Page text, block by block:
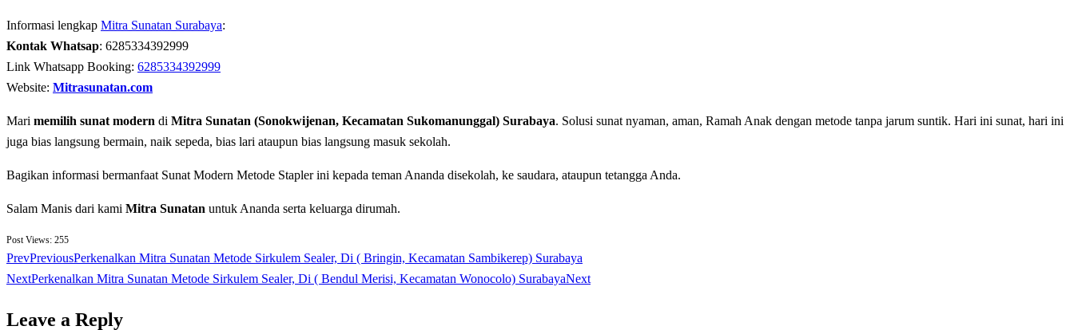
Informasi lengkap Mitra Sunatan Surabaya:
Kontak Whatsap: 6285334392999
Link Whatsapp Booking: 6285334392999
Website: Mitrasunatan.com
Mari memilih sunat modern di Mitra Sunatan (Sonokwijenan, Kecamatan Sukomanunggal) Surabaya. Solusi sunat nyaman, aman, Ramah Anak dengan metode tanpa jarum suntik. Hari ini sunat, hari ini
juga bias langsung bermain, naik sepeda, bias lari ataupun bias langsung masuk sekolah.
Bagikan informasi bermanfaat Sunat Modern Metode Stapler ini kepada teman Ananda disekolah, ke saudara, ataupun tetangga Anda.
Salam Manis dari kami Mitra Sunatan untuk Ananda serta keluarga dirumah.
Post Views: 255
PrevPreviousPerkenalkan Mitra Sunatan Metode Sirkulem Sealer, Di ( Bringin, Kecamatan Sambikerep) Surabaya
NextPerkenalkan Mitra Sunatan Metode Sirkulem Sealer, Di ( Bendul Merisi, Kecamatan Wonocolo) SurabayaNext
Leave a Reply